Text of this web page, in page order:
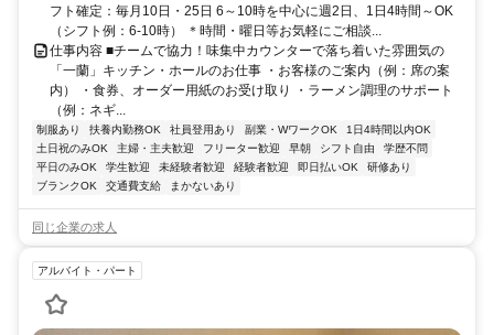
フト確定：毎月10日・25日 6～10時を中心に週2日、1日4時間～OK
（シフト例：6-10時） ＊時間・曜日等お気軽にご相談...
仕事内容 ■チームで協力！味集中カウンターで落ち着いた雰囲気の
「一蘭」キッチン・ホールのお仕事 ・お客様のご案内（例：席の案
内） ・食券、オーダー用紙のお受け取り ・ラーメン調理のサポート
（例：ネギ...
制服あり 扶養内勤務OK 社員登用あり 副業・WワークOK
1日4時間以内OK
土日祝のみOK
主婦・主夫歓迎 フリーター歓迎 早朝 シフト自由
学歴不問
平日のみOK
学生歓迎 未経験者歓迎 経験者歓迎 即日払いOK
研修あり
ブランクOK
交通費支給 まかないあり
同じ企業の求人
アルバイト・パート